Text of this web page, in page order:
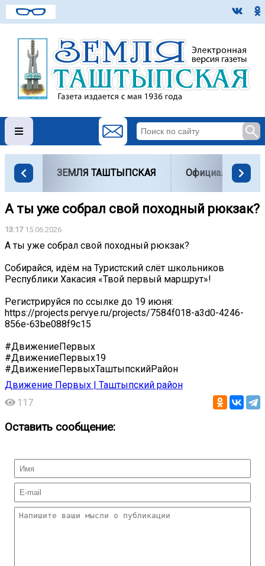
ЗЕМЛЯ ТАШТЫПСКАЯ Официально
А ты уже собрал свой походный рюкзак?
13:1715.06.2026
А ты уже собрал свой походный рюкзак?
Собирайся, идём на Туристский слёт школьников
Республики Хакасия «Твой первый маршрут»!
Регистрируйся по ссылке до 19 июня:
https://projects.pervye.ru/projects/7584f018-a3d0-4246-
856e-63be088f9c15
#ДвижениеПервых
#ДвижениеПервых19
#ДвижениеПервыхТаштыпскийРайон
Движение Первых | Таштыпский район
117
Оставить сообщение: